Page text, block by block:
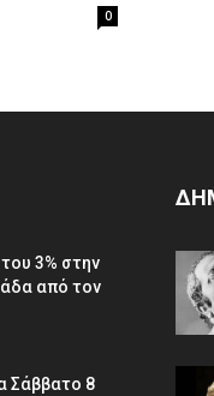
0
3% στην
από τον
Σάββατο 8